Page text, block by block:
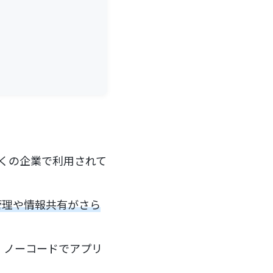
の企業で利用されて
や情報共有がさら
ーコードでアプリ